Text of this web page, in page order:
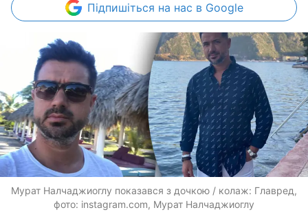
Підпишіться на нас в Google
Мурат Налчаджиоглу показався з дочкою / колаж: Главред,
фото: instagram.com, Мурат Налчаджиоглу